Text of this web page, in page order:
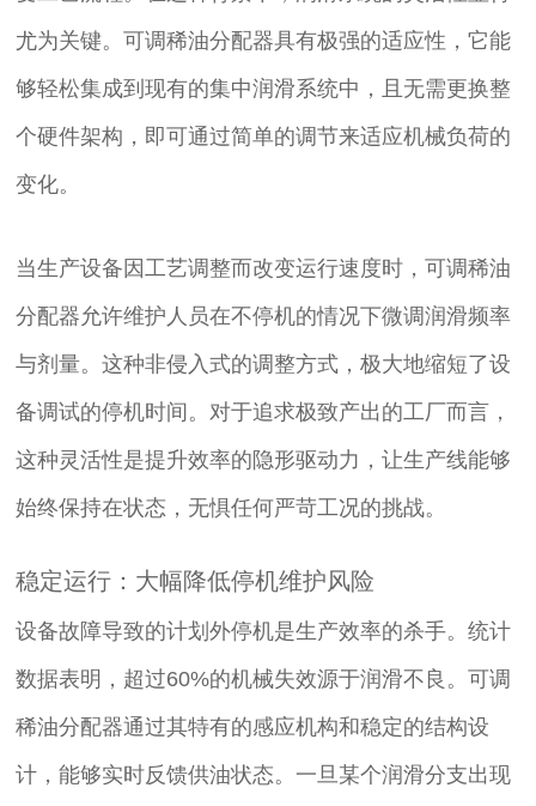
尤为关键。可调稀油分配器具有极强的适应性，它能
够轻松集成到现有的集中润滑系统中，且无需更换整
个硬件架构，即可通过简单的调节来适应机械负荷的
变化。
当生产设备因工艺调整而改变运行速度时，可调稀油
分配器允许维护人员在不停机的情况下微调润滑频率
与剂量。这种非侵入式的调整方式，极大地缩短了设
备调试的停机时间。对于追求极致产出的工厂而言，
这种灵活性是提升效率的隐形驱动力，让生产线能够
始终保持在状态，无惧任何严苛工况的挑战。
稳定运行：大幅降低停机维护风险
设备故障导致的计划外停机是生产效率的杀手。统计
数据表明，超过60%的机械失效源于润滑不良。可调
稀油分配器通过其特有的感应机构和稳定的结构设
计，能够实时反馈供油状态。一旦某个润滑分支出现